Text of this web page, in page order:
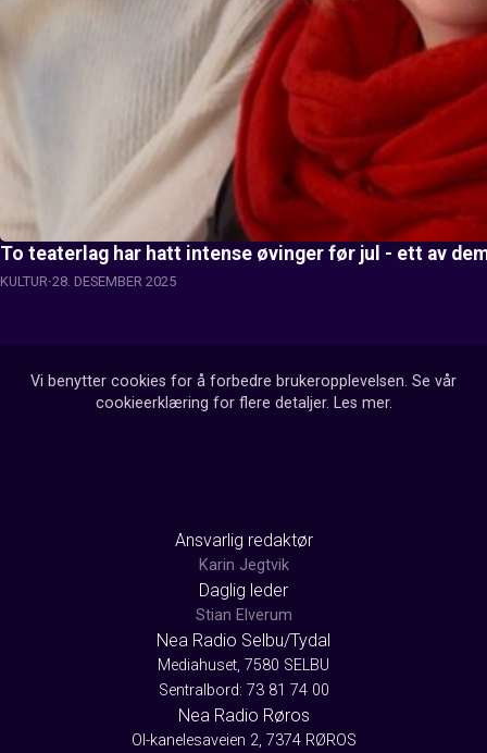
To teaterlag har hatt intense øvinger før jul - ett av
KULTUR 28. DESEMBER 2025
Vi benytter cookies for å forbedre brukeropplevelsen. Se vår
cookieerklæring for flere detaljer. Les mer.
Ansvarlig redaktør
Karin Jegtvik
Daglig leder
Stian Elverum
Nea Radio Selbu/Tydal
Mediahuset, 7580 SELBU
Sentralbord: 73 81 74 00
Nea Radio Røros
Ol-kanelesaveien 2, 7374 RØROS